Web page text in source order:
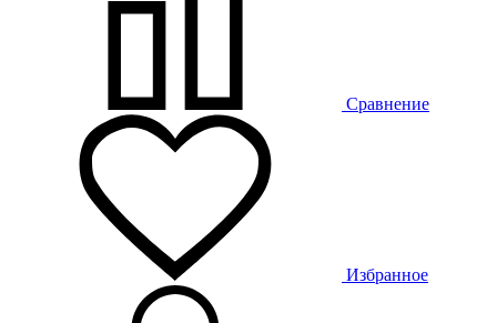
Сравнение
Избранное